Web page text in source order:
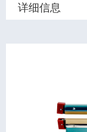
详细信息